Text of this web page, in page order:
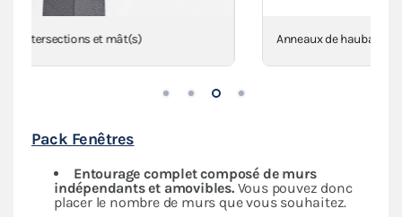
Anneaux de haubanage en inox sur sangles
Pack Fenêtres
Entourage complet composé de murs
indépendantset amovibles.Vous pouvez donc
placer le nombre de murs que vous souhaitez.